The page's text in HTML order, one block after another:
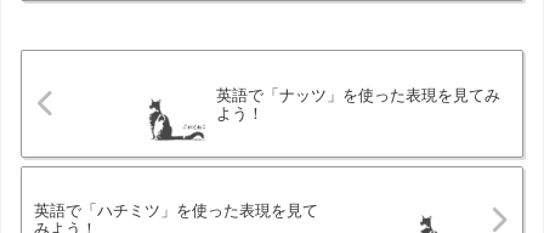
英語で「ナッツ」を使った表現を見てみ
よう！
英語で「ハチミツ」を使った表現を見て
みよう！